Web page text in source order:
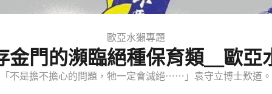
歐亞水獺專題
金門的瀕臨絕種保育類＿歐亞
「不是擔不擔心的問題，牠一定會滅絕⋯⋯」袁守立博士歎道。